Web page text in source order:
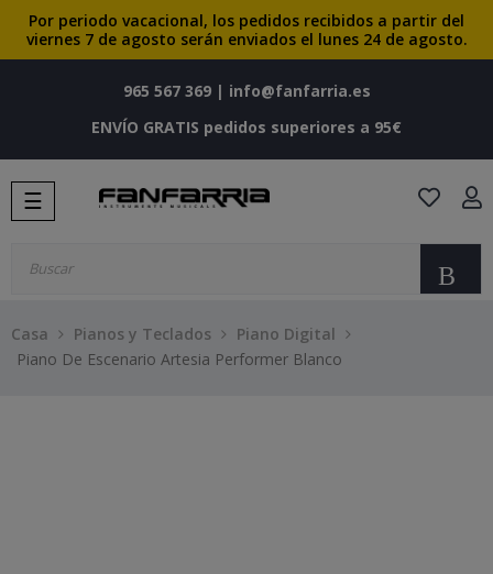
Por periodo vacacional, los pedidos recibidos a partir del
viernes 7 de agosto serán enviados el lunes 24 de agosto.
965 567 369| info@fanfarria.es
ENVÍO GRATIS pedidos superiores a 95€
Navegación
de
☰
Casa Pianos y Teclados
Piano Digital
Piano De Escenario Artesia Performer Blanco